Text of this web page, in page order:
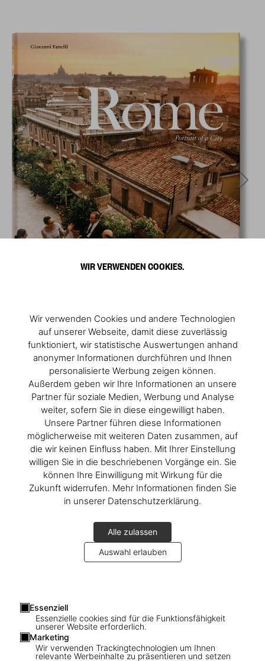
WIR VERWENDEN COOKIES.
Wir verwenden Cookies und andere Technologien
auf unserer Webseite, damit diese zuverlässig
funktioniert, wir statistische Auswertungen anhand
anonymer Informationen durchführen und Ihnen
personalisierte Werbung zeigen können.
Außerdem geben wir Ihre Informationen an unsere
Partner für soziale Medien, Werbung und Analyse
weiter, sofern Sie in diese eingewilligt haben.
Unsere Partner führen diese Informationen
möglicherweise mit weiteren Daten zusammen, auf
die wir keinen Einfluss haben. Mit Ihrer Einstellung
willigen Sie in die beschriebenen Vorgänge ein. Sie
können Ihre Einwilligung mit Wirkung für die
Zukunft widerrufen. Mehr Informationen finden Sie
in unserer Datenschutzerklärung.
Alle zulassen
Auswahl erlauben
Essenziell
Essenzielle cookies sind für die Funktionsfähigkeit
unserer Website erforderlich.
Marketing
Wir verwenden Trackingtechnologien um Ihnen
relevante Werbeinhalte zu präsentieren und setzen
1 /16
XL